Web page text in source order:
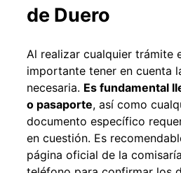
de Duero
Al realizar cualquier trámite
importante tener en cuenta
necesaria. Es fundamental
o pasaporte, así como
documento específico
en cuestión. Es
página oficial de la